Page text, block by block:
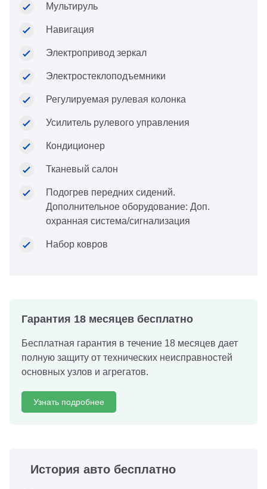
Мультируль
Навигация
Электропривод зеркал
Электростеклоподъемники
Регулируемая рулевая колонка
Усилитель рулевого управления
Кондиционер
Тканевый салон
Подогрев передних сидений.
Дополнительное оборудование: Доп.
охранная система/сигнализация
Набор ковров
Гарантия 18 месяцев бесплатно
Бесплатная гарантия в течение 18 месяцев дает
полную защиту от технических неисправностей
основных узлов и агрегатов.
Узнать подробнее
История авто бесплатно